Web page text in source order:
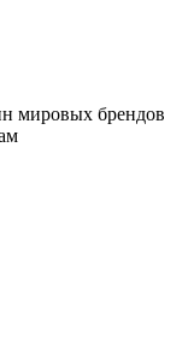
мировых брендов